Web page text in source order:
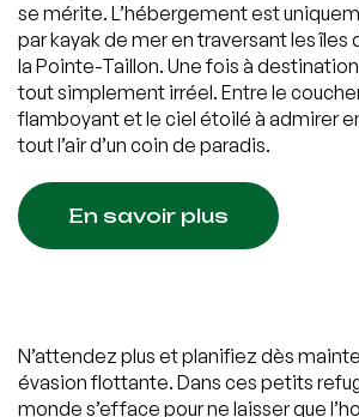
se mérite. L’hébergement est
par kayak de mer en traversant les îles
la Pointe-Taillon. Une fois à
tout simplement irréel. Entre le
flamboyant et le ciel étoilé à admirer
tout l’air d’un coin de paradis.
En savoir plus
N’attendez plus et planifiez dès
évasion flottante. Dans ces petits
monde s’efface pour ne laisser que